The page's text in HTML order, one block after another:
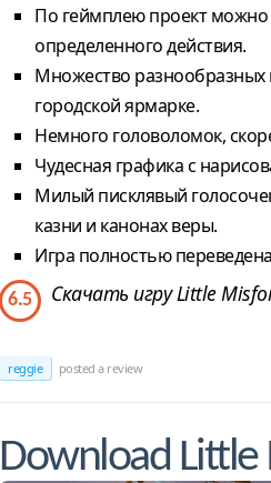
По геймплею проект можно
определенного действия.
Множество разнообразных
городской ярмарке.
Немного головоломок,
Чудесная графика с
Милый писклявый
казни и канонах веры.
Игра полностью
6.5 Скачать игру Little
reggie posted a review
Download